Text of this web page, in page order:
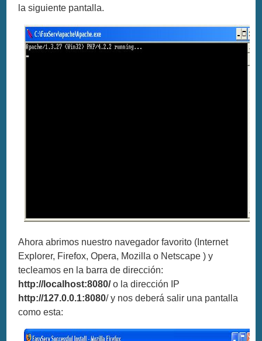
la siguiente pantalla.
Ahora abrimos nuestro navegador favorito (Internet
Explorer, Firefox, Opera, Mozilla o Netscape ) y
tecleamos en la barra de dirección:
http://localhost:8080/o la dirección IP
http://127.0.0.1:8080/ y nos deberá salir una pantalla
como esta: